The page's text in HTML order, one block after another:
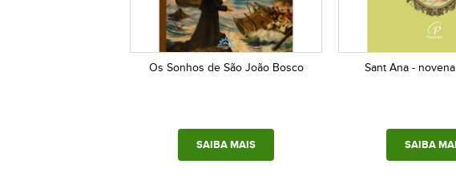
Os Sonhos de São João Bosco
SAIBA MAIS
Sant Ana -
SAIBA